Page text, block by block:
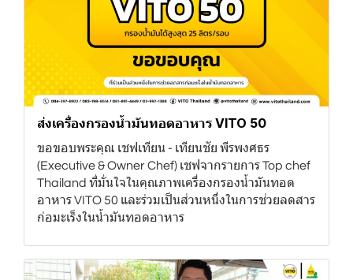
ส่งเครื่องกรองน้ำมันทอดอาหาร VITO 50
ขอขอบพระคุณ เชฟเทียน - เทียนชัย พีรพงศธร
(Executive & Owner Chef) เชฟจากรายการ Top chef
Thailand ที่มั่นใจในคุณภาพเครื่องกรองน้ำมันทอด
อาหาร VITO 50 และร่วมเป็นส่วนหนึ่งในการช่วยลดสาร
ก่อมะเร็งในน้ำมันทอดอาหาร